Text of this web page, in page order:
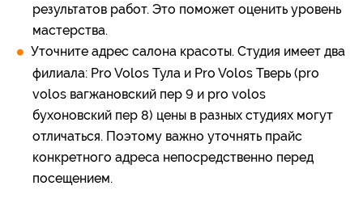
результатов работ. Это поможет оценить уровень
мастерства.
Уточните адрес салона красоты. Студия имеет два
филиала: Pro Volos Тула и Pro Volos Тверь (pro
volos вагжановский пер 9 и pro volos
бухоновский пер 8) цены в разных студиях могут
отличаться. Поэтому важно уточнять прайс
конкретного адреса непосредственно перед
посещением.